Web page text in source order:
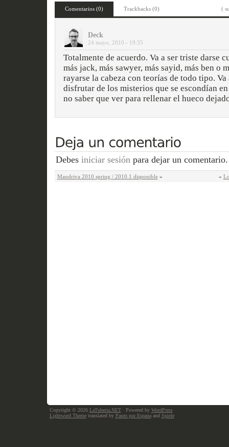
Comentarios (0) Trackbacks (0) (
Deck
24 mayo, 2010 - 19:35
Totalmente de acuerdo. Va a ser triste darse
más jack, más sawyer, más sayid, más ben o
rayarse la cabeza con teorías de todo tipo.
disfrutar de los misterios que se escondían
no saber que ver para rellenar el hueco
Debes iniciar sesión para dejar un comentario.
Mandriva 2010 spring / 2010.1 disponible» «
Copyright © 2026 LaTuberia.NET· Powered by WordPress
Lightword Themetranslated by Paseo por Espanaand Spiele